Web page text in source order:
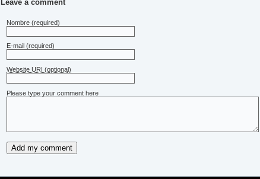
Leave a comment
Nombre (required)
E-mail (required)
Website URI (optional)
Please type your comment here